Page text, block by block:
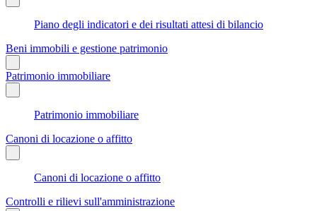
Piano degli indicatori e dei risultati attesi di bilancio
Beni immobili e gestione patrimonio
Patrimonio immobiliare
Patrimonio immobiliare
Canoni di locazione o affitto
Canoni di locazione o affitto
Controlli e rilievi sull'amministrazione